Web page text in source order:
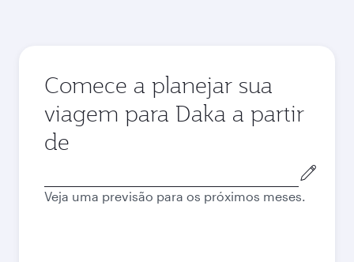
Comece a planejar sua
viagem para Daka a partir
de
de
origem
Veja uma previsão para os próximos meses.